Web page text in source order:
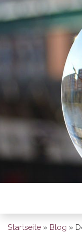
Startseite » Blog »